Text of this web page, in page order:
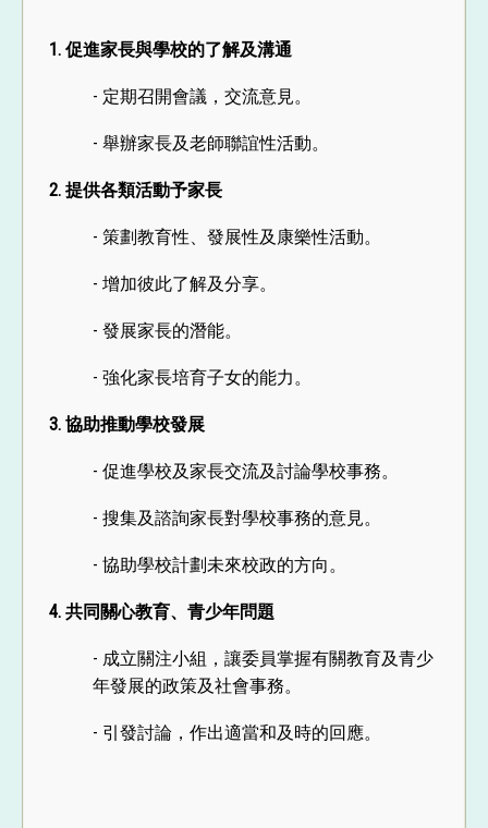
1. 促進家長與學校的了解及溝通
- 定期召開會議，交流意見。
- 舉辦家長及老師聯誼性活動。
2. 提供各類活動予家長
- 策劃教育性、發展性及康樂性活動。
- 增加彼此了解及分享。
- 發展家長的潛能。
- 強化家長培育子女的能力。
3. 協助推動學校發展
- 促進學校及家長交流及討論學校事務。
- 搜集及諮詢家長對學校事務的意見。
- 協助學校計劃未來校政的方向。
4. 共同關心教育、青少年問題
- 成立關注小組，讓委員掌握有關教育及青少
年發展的政策及社會事務。
- 引發討論，作出適當和及時的回應。